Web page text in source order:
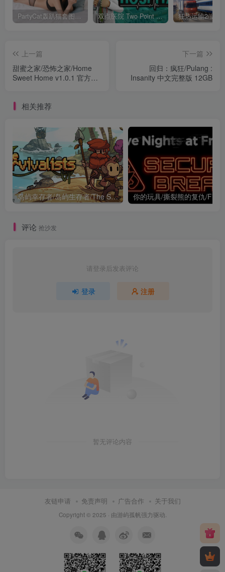
PartyCat轰趴猫套图全集打包（更新0001-0286+白金+特刊） 双点医院 Two Point Hospital v1.23.66762 官方中文版 5G
上一篇
甜蜜之家/恐怖之家/Home
Sweet Home v1.0.1 官方中
下一篇
回归：疯狂/Pulang :
Insanity 中文完整版 12GB
相关推荐
岛屿幸存者/岛屿生存者/The Survivalists v1.0.10 中文版 800M
评论 抢沙发
请登录后发表评论
登录 注册
暂无评论内容
友链申请 免责声明 广告合作 关于我们
Copyright © 2025 · 由游屿孤帆强力驱动.